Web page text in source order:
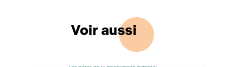
Voir aussi